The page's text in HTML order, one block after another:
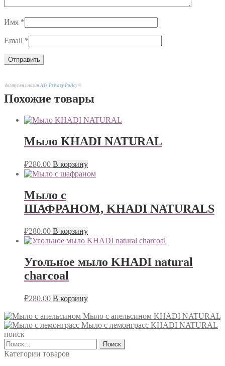
Имя *
Email *
доступен плагин ATs Privacy Policy ©
Похожие товары
Мыло KHADI NATURAL
₽280.00 В корзину
Мыло с
ШАФРАНОМ, KHADI NATURALS
₽280.00 В корзину
Угольное мыло KHADI natural
charcoal
₽280.00 В корзину
Мыло с апельсином KHADI NATURAL
Мыло с лемонграсс KHADI NATURAL
поиск
Найти:
Категории товаров